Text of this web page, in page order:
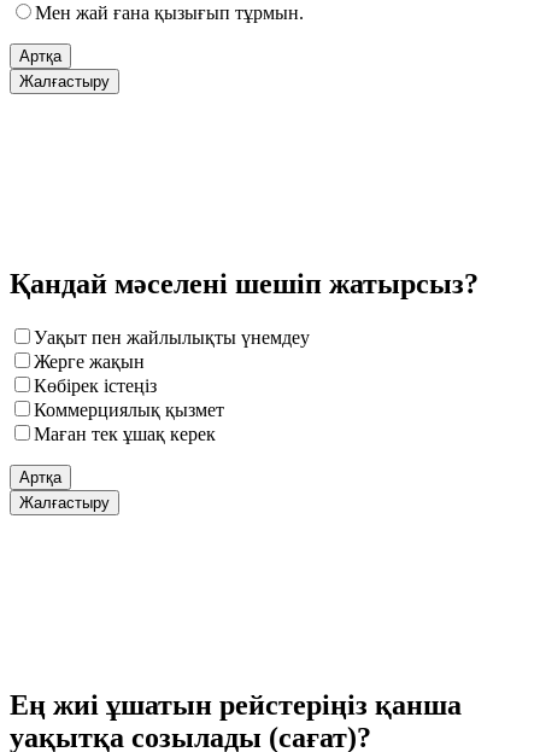
Мен жай ғана қызығып тұрмын.
Артқа
Жалғастыру
Қандай мәселені шешіп жатырсыз?
Уақыт пен жайлылықты үнемдеу
Жерге жақын
Көбірек істеңіз
Коммерциялық қызмет
Маған тек ұшақ керек
Артқа
Жалғастыру
Ең жиі ұшатын рейстеріңіз қанша
уақытқа созылады (сағат)?